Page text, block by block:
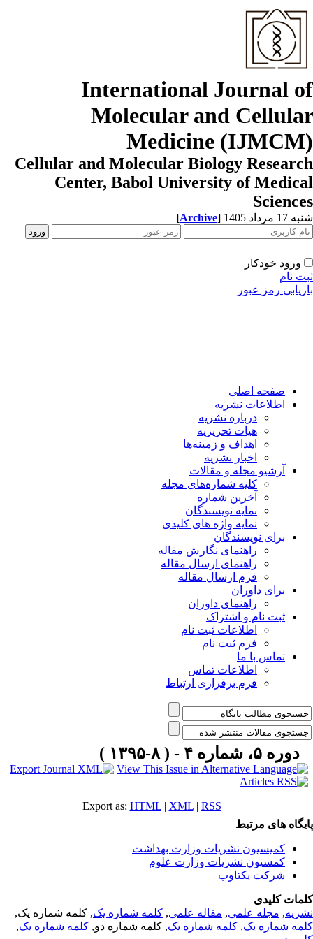
International Journal
Molecular and
Medicine
Cellular and Molecular Biology
Center, Babol University of
مرداد 1405 [Archive]
ورود خودکار
نام
رمز عبور
صفحه اصلی
اطلاعات نشریه
درباره نشریه
هیات تحریریه
اهداف و زمینه‌ها
اخبار نشریه
آرشیو مجله و مقالات
کلیه شماره‌های مجله
آخرین شماره
نمایه نویسندگان
نمایه واژه های کلیدی
برای نویسندگان
راهنمای نگارش مقاله
راهنمای ارسال مقاله
فرم ارسال مقاله
برای داوران
راهنمای داوران
ثبت نام و اشتراک
اطلاعات ثبت نام
فرم ثبت نام
تماس با ما
اطلاعات تماس
فرم برقراری ارتباط
دوره ۵، شماره ۴ - ( ۸-۱۳۹۵ )
Export as:HTML |XML|RSS
های مرتبط
کمیسیون نشریات وزارت بهداشت
کمسیون نشریات وزارت علوم
شرکت یکتاوب
کلیدی
,مجله علمی, مقاله علمی, کلمه شماره یک, کلمه شماره یک,
شماره یک,کلمه شماره یک, کلمه شماره دو,کلمه شماره یک,